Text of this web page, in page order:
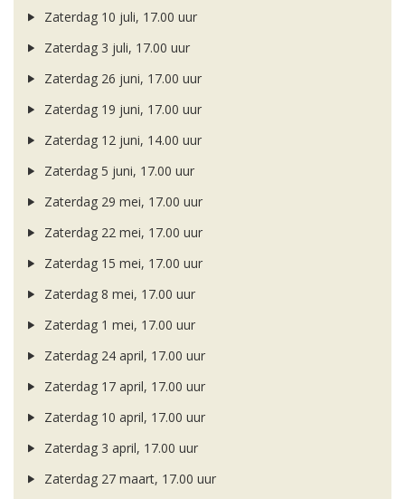
Zaterdag 10 juli, 17.00 uur
Zaterdag 3 juli, 17.00 uur
Zaterdag 26 juni, 17.00 uur
Zaterdag 19 juni, 17.00 uur
Zaterdag 12 juni, 14.00 uur
Zaterdag 5 juni, 17.00 uur
Zaterdag 29 mei, 17.00 uur
Zaterdag 22 mei, 17.00 uur
Zaterdag 15 mei, 17.00 uur
Zaterdag 8 mei, 17.00 uur
Zaterdag 1 mei, 17.00 uur
Zaterdag 24 april, 17.00 uur
Zaterdag 17 april, 17.00 uur
Zaterdag 10 april, 17.00 uur
Zaterdag 3 april, 17.00 uur
Zaterdag 27 maart, 17.00 uur